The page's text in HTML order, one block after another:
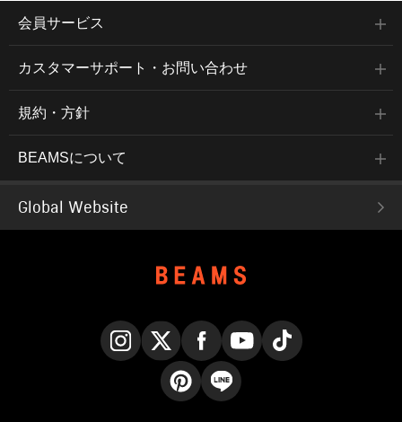
会員サービス
カスタマーサポート・お問い合わせ
規約・方針
BEAMSについて
Global Website